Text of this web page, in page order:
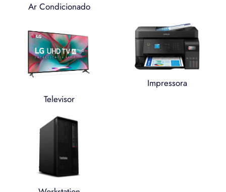
Ar Condicionado
Televisor
Impressora